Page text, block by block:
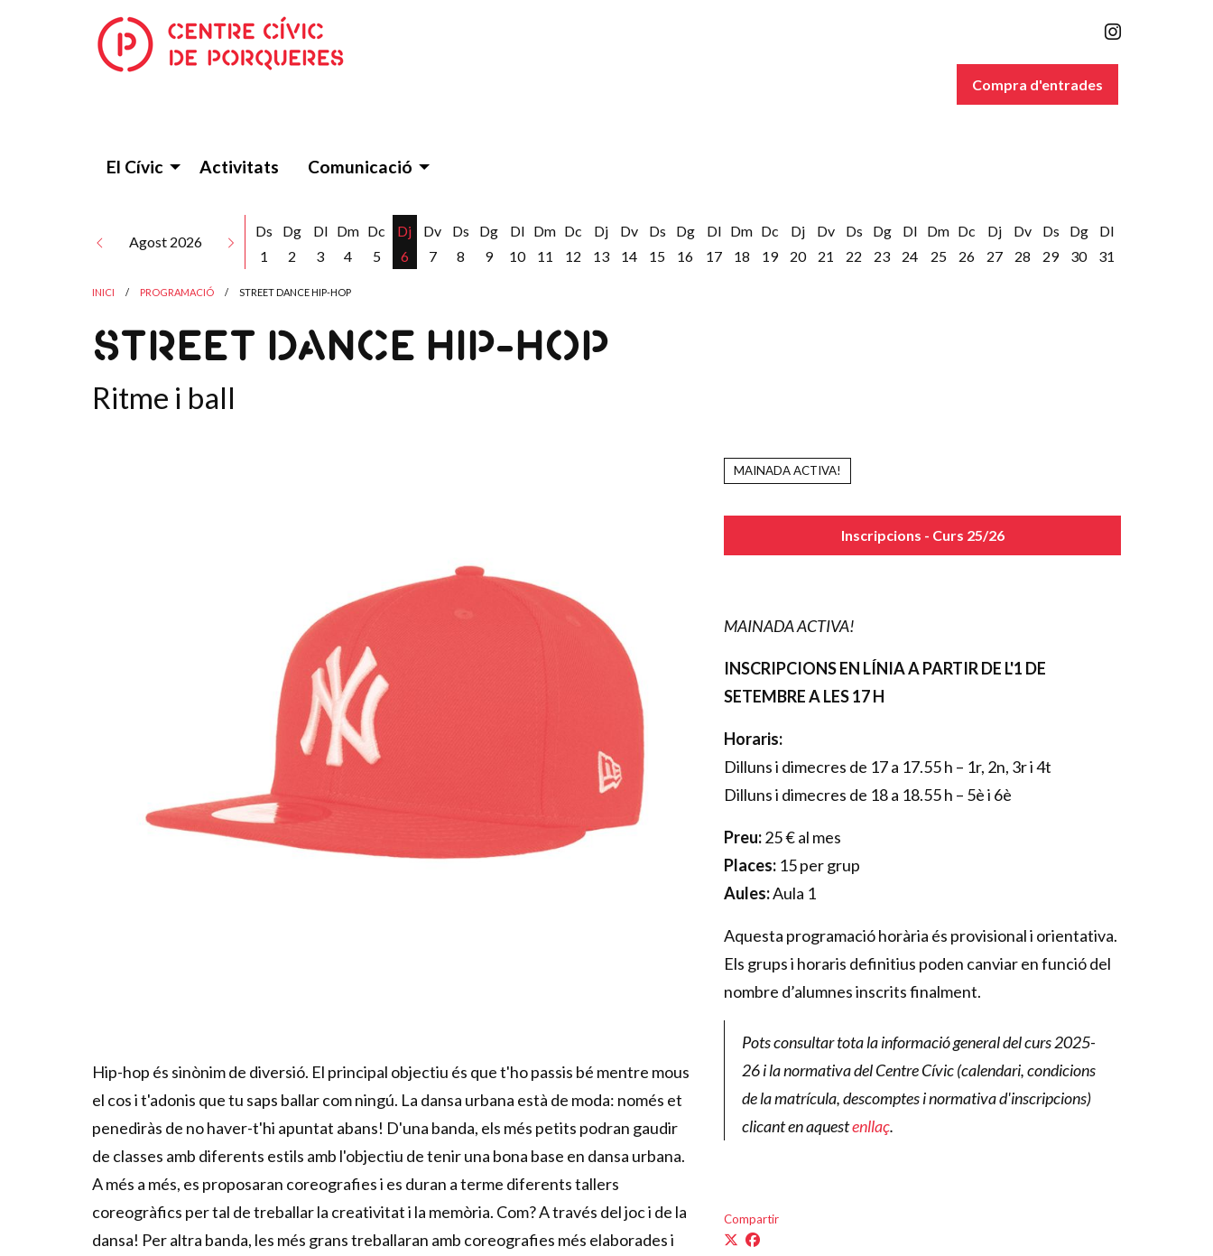
Link a
Compra d'entrades
El Cívic Activitats Comunicació
Agost 2026
Ds
1
Dg
2
Dl
3
Dm
4
Dc
5
Dj
6
Dv
7
Ds
8
Dg
9
Dl
10
Dm
11
Dc
12
Dj
13
Dv
14
Ds
15
Dg
16
Dl
17
Dm
18
Dc
19
Dj
20
Dv
21
Ds
22
Dg
23
Dl
24
Dm
25
Dc
26
Dj
27
Dv
28
Ds
29
Dg
30
Dl
31
INICI PROGRAMACIÓ STREET DANCE HIP-HOP
STREET DANCE HIP-HOP
Ritme i ball
MAINADA ACTIVA!
Inscripcions - Curs 25/26
MAINADA ACTIVA!
INSCRIPCIONS EN LÍNIA A PARTIR DE L'1 DE
SETEMBRE A LES 17 H
Horaris:
Dilluns i dimecres de 17 a 17.55 h – 1r, 2n, 3r i 4t
Dilluns i dimecres de 18 a 18.55 h – 5è i 6è
Preu:25 € al mes
Places: 15 per grup
Aules:Aula 1
Aquesta programació horària és provisional i orientativa.
Els grups i horaris definitius poden canviar en funció del
nombre d’alumnes inscrits finalment.
Pots consultar tota la informació general del curs 2025-
26 i la normativa del Centre Cívic (calendari, condicions
de la matrícula, descomptes i normativa d'inscripcions)
clicant en aquestenllaç.
Compartir
Hip-hop és sinònim de diversió. El principal objectiu és que t'ho passis bé mentre mous
el cos i t'adonis que tu saps ballar com ningú. La dansa urbana està de moda: només et
penediràs de no haver-t'hi apuntat abans! D'una banda, els més petits podran gaudir
de classes amb diferents estils amb l'objectiu de tenir una bona base en dansa urbana.
A més a més, es proposaran coreografies i es duran a terme diferents tallers
coreogràfics per tal de treballar la creativitat i la memòria. Com? A través del joc i de la
dansa! Per altra banda, les més grans treballaran amb coreografies més elaborades i